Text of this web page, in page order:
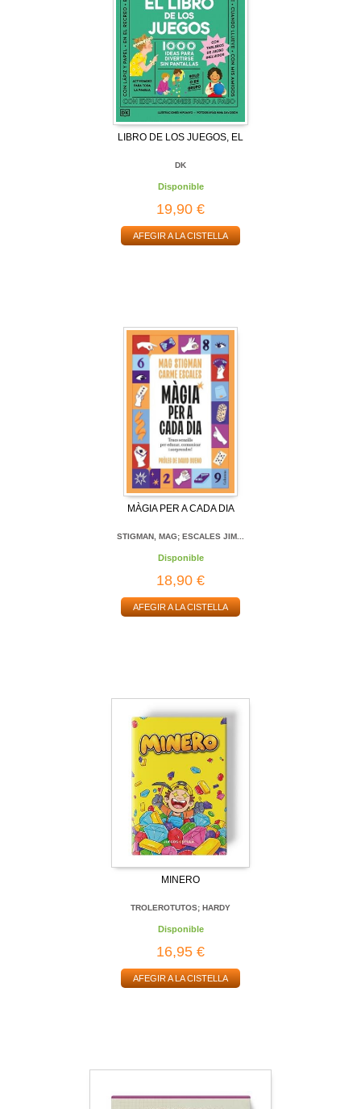
LIBRO DE LOS JUEGOS, EL
DK
Disponible
19,90 €
AFEGIR A LA CISTELLA
MÀGIA PER A CADA DIA
STIGMAN, MAG; ESCALES JIM...
Disponible
18,90 €
AFEGIR A LA CISTELLA
MINERO
TROLEROTUTOS; HARDY
Disponible
16,95 €
AFEGIR A LA CISTELLA